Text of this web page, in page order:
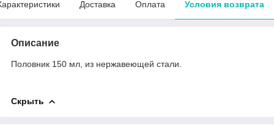
Доставка Оплата Условия возврата
Описание
Половник 150 мл, из нержавеющей стали.
Скрыть